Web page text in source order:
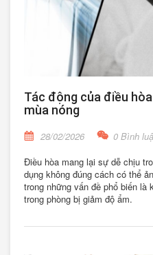
Tác động của điều
mùa nóng
28/02/2026 0 Bình
Điều hòa mang lại sự dễ chịu
dụng không đúng cách có thể
trong những vấn đề phổ biến là
trong phòng bị giảm độ ẩm.